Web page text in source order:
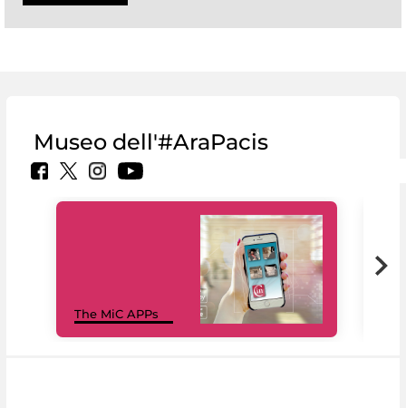
Museo dell'#AraPacis
The MiC APPs